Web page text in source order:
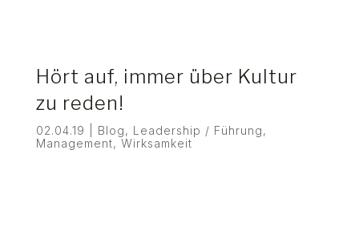
Hört auf, immer über Kultur
zu reden!
02.04.19 Blog, Leadership / Führung,
Management, Wirksamkeit